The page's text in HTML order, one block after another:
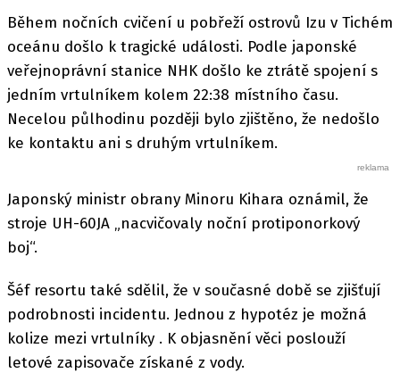
Během nočních cvičení u pobřeží ostrovů Izu v Tichém
oceánu došlo k tragické události. Podle japonské
veřejnoprávní stanice NHK došlo ke ztrátě spojení s
jedním vrtulníkem kolem 22:38 místního času.
Necelou půlhodinu později bylo zjištěno, že nedošlo
ke kontaktu ani s druhým vrtulníkem.
Japonský ministr obrany Minoru Kihara oznámil, že
stroje UH-60JA „nacvičovaly noční protiponorkový
boj“.
Šéf resortu také sdělil, že v současné době se zjišťují
podrobnosti incidentu. Jednou z hypotéz je možná
kolize mezi vrtulníky . K objasnění věci poslouží
letové zapisovače získané z vody.